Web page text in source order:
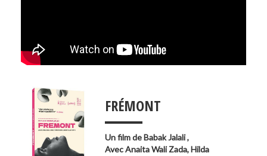
FRÉMONT
___
Un film deBabak Jalali,
AvecAnaita Wali Zada,Hilda